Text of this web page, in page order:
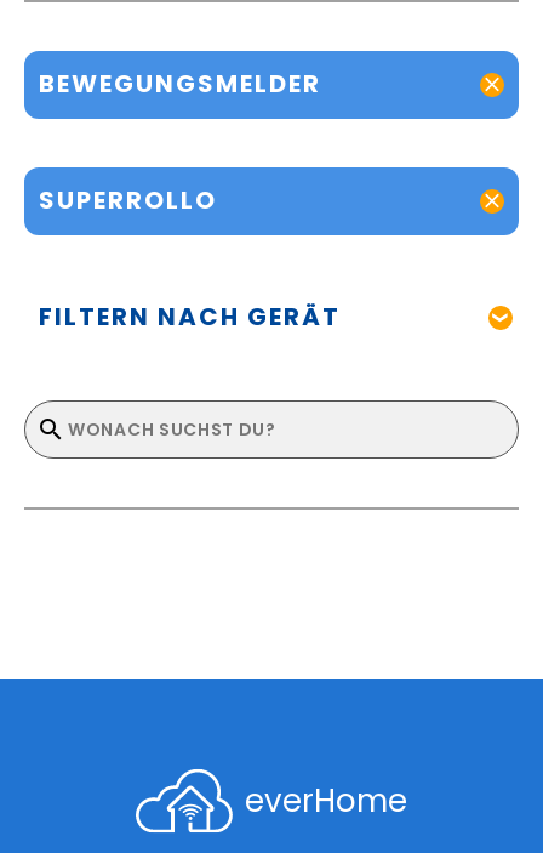
BEWEGUNGSMELDER
SUPERROLLO
FILTERN NACH GERÄT
everHome